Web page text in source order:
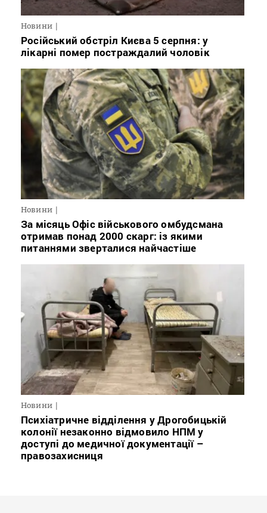
Новини
Російський обстріл Києва 5 серпня: у
лікарні помер постраждалий чоловік
Новини
За місяць Офіс військового омбудсмана
отримав понад 2000 скарг: із якими
питаннями зверталися найчастіше
Новини
Психіатричне відділення у Дрогобицькій
колонії незаконно відмовило НПМ у
доступі до медичної документації –
правозахисниця